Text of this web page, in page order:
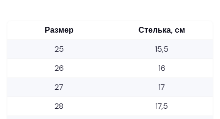
Размер
Стелька, см
25
15,5
26
16
27
17
28
17,5